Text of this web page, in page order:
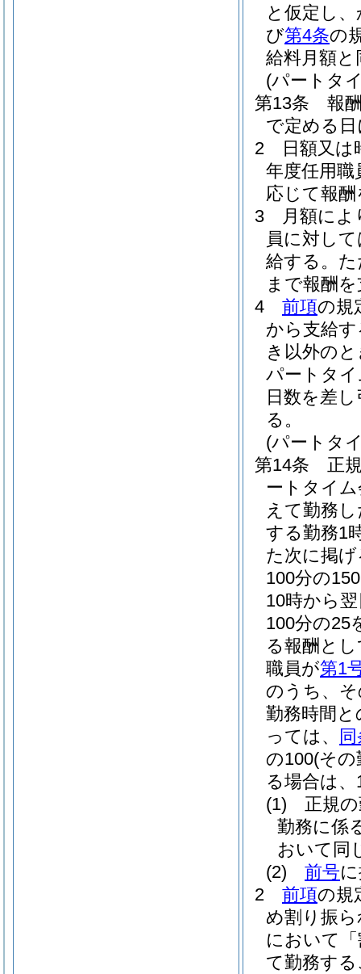
と仮定し
び第4条の
給料月額
(パートタ
第13条
報
で定める
2
日額又
年度任用
応じて報
3
月額に
員に対し
給する。
まで報酬
4
前項の規
から支給
き以外の
パートタ
日数を差
る。
(パートタ
第14条
正
ートタイ
えて勤務
する勤務1
た次に掲
100分の
10時から
100分の25
る報酬と
職員が第1
のうち、
勤務時間
っては、
の100(その
る場合は
(1)
正規
勤務に係
おいて同
(2)
前号
2
前項の規
め割り振
において
て勤務す